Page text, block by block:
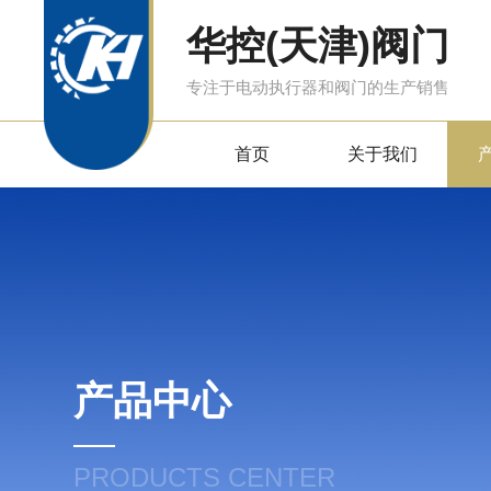
华控(天津)阀门
专注于电动执行器和阀门的生产销售
首页 关于我们
产品中心
PRODUCTS CENTER